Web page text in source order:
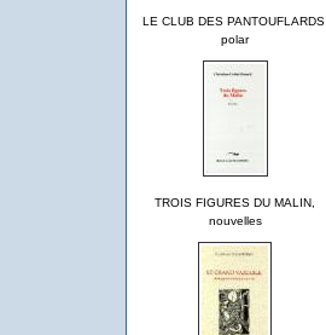
LE CLUB DES PANTOUFLARDS,
polar
TROIS FIGURES DU MALIN,
nouvelles